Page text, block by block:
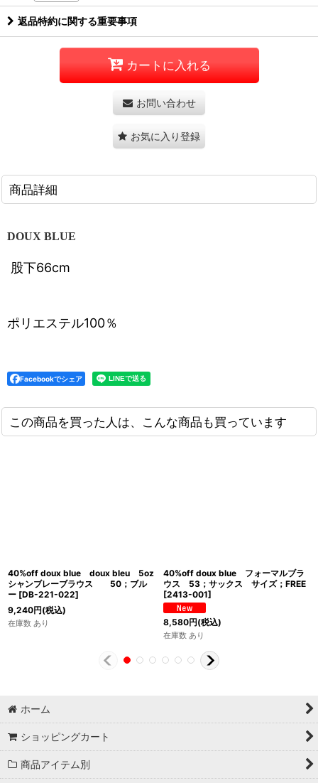
返品特約に関する重要事項
カートに入れる
お問い合わせ
お気に入り登録
商品詳細
DOUX BLUE
股下66cm
ポリエステル100％
Facebookでシェア
この商品を買った人は、こんな商品も買っています
40%off doux blue doux bleu 5oz
シャンブレーブラウス 50；ブル
ー [DB-221-022]
9,240円(税込)
在庫数 あり
40%off doux blue フォーマルブラ
ウス 53；サックス サイズ；FREE
[2413-001]
8,580円(税込)
在庫数 あり
ホーム
ショッピングカート
商品アイテム別